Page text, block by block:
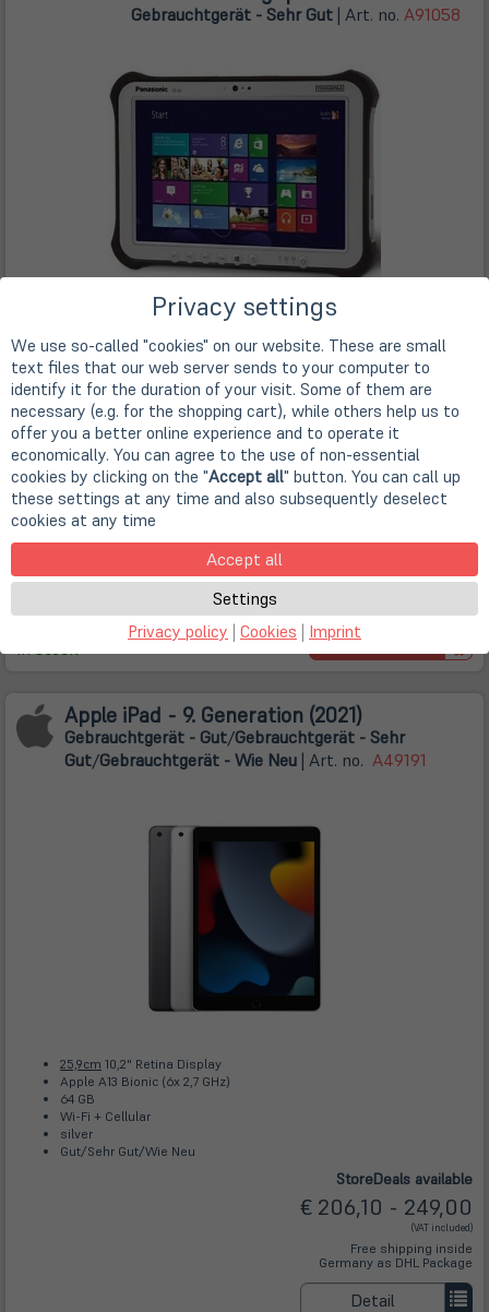
Gebrauchtgerät - Sehr Gut | Art. no. A91058
10,1" TFT Display IPS
256GB SSD
WLAN 802.11a/b/g/n
black / silver
Sehr Gut
1920 x 1200 Pixel (WUXGA)
Windows 10 Pro
Kein Eingabestift im Lieferumfang enthalten.
StoreDeals
from € 169,15
Configure
Apple iPad - 9. Generation (2021)
Gebrauchtgerät - Gut/Gebrauchtgerät - Sehr
Gut/Gebrauchtgerät - Wie Neu| Art. no. A49191
25,9cm 10,2" Retina Display
Apple A13 Bionic (6x 2,7 GHz)
64 GB
Wi-Fi + Cellular
silver
Gut/Sehr Gut/Wie Neu
StoreDeals available
€ 206,10 - 249,00
(VAT included)
Free shipping inside
Germany as DHL Package
Detail
Privacy settings
We use so-called "cookies" on our website. These are small
text files that our web server sends to your computer to
identify it for the duration of your visit. Some of them are
necessary (e.g. for the shopping cart), while others help us to
offer you a better online experience and to operate it
economically. You can agree to the use of non-essential
cookies by clicking on the "Accept all" button. You can call up
these settings at any time and also subsequently deselect
cookies at any time
Accept all
Settings
Privacy policy | Cookies | Imprint